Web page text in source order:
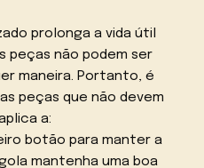
prolonga a vida útil
peças não podem ser
maneira. Portanto, é
peças que não devem
a:
botão para manter a
mantenha uma boa